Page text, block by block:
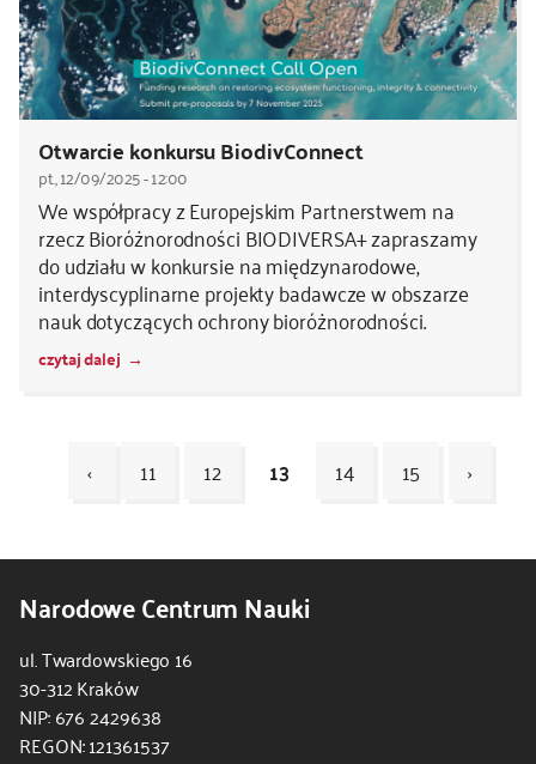
Otwarcie konkursu BiodivConnect
pt., 12/09/2025 - 12:00
We współpracy z Europejskim Partnerstwem na
rzecz Bioróżnorodności BIODIVERSA+ zapraszamy
do udziału w konkursie na międzynarodowe,
interdyscyplinarne projekty badawcze w obszarze
nauk dotyczących ochrony bioróżnorodności.
czytaj dalej
‹ 11 12 13 14 15
›
iNarodowe Centrum Nauki
ul. Twardowskiego 16
30-312 Kraków
NIP: 676 2429638
REGON: 121361537